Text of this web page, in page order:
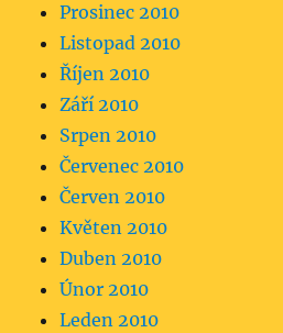
Prosinec 2010
Listopad 2010
Říjen 2010
Září 2010
Srpen 2010
Červenec 2010
Červen 2010
Květen 2010
Duben 2010
Únor 2010
Leden 2010